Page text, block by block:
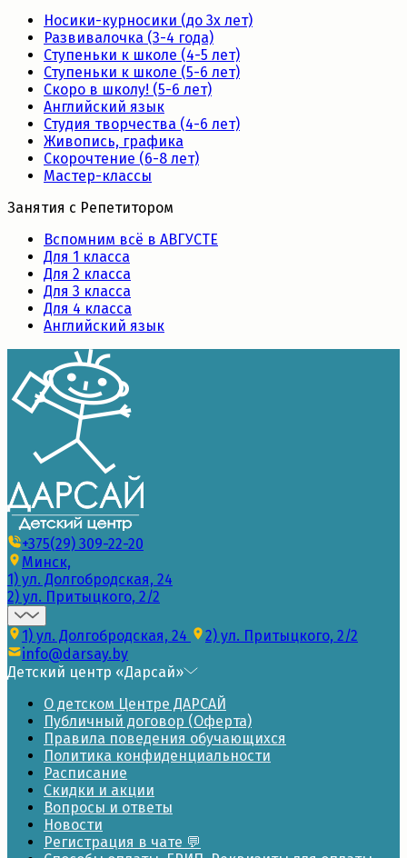
Носики-курносики (до 3х лет)
Развивалочка (3-4 года)
Ступеньки к школе (4-5 лет)
Ступеньки к школе (5-6 лет)
Скоро в школу! (5-6 лет)
Английский язык
Студия творчества (4-6 лет)
Живопись, графика
Скорочтение (6-8 лет)
Мастер-классы
Занятия с Репетитором
Вспомним всё в АВГУСТЕ
Для 1 класса
Для 2 класса
Для 3 класса
Для 4 класса
Английский язык
+375(29) 309-22-20
Минск,
1) ул. Долгобродская, 24
2) ул. Притыцкого, 2/2
1) ул. Долгобродская, 24
2) ул. Притыцкого, 2/2
info@darsay.by
Детский центр «Дарсай»
О детском Центре ДАРСАЙ
Публичный договор (Оферта)
Правила поведения обучающихся
Политика конфиденциальности
Расписание
Скидки и акции
Вопросы и ответы
Новости
Регистрация в чате 💬